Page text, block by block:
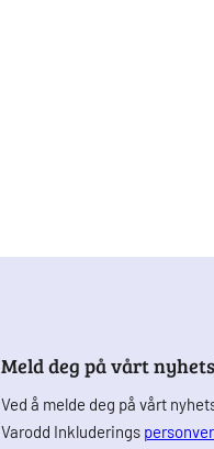
Meld deg på vårt
Ved å melde deg på vårt
Varodd Inkluderings